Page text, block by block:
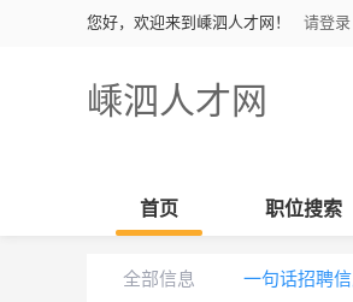
您好，欢迎来到嵊泗人才网！ 请登录
嵊泗人才网
首页 职位搜索
全部信息 一句话招聘